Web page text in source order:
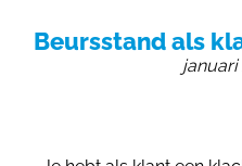
Beursstand als
januari